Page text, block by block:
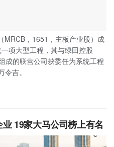
MRCB，1651，主板产业股）成
项大型工程，其与绿田控股
成的联营公司获委任为系统工程
吉。
19家大马公司榜上有名